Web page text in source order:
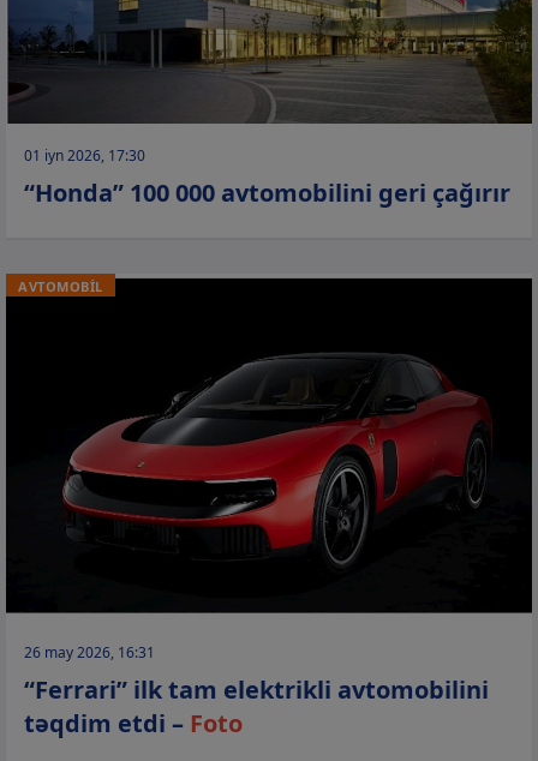
01 iyn 2026, 17:30
“Honda” 100 000 avtomobilini geri çağırır
AVTOMOBİL
26 may 2026, 16:31
“Ferrari” ilk tam elektrikli avtomobilini
təqdim etdi – Foto